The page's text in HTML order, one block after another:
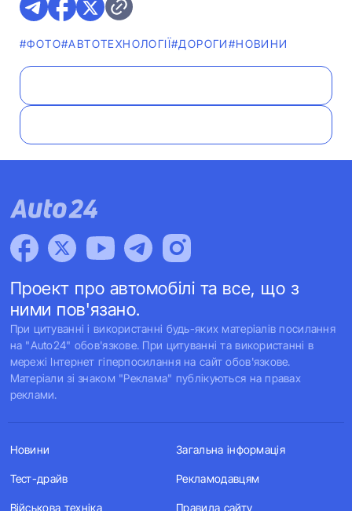
#ФОТО#АВТОТЕХНОЛОГІЇ#ДОРОГИ#НОВИНИ
Проект про автомобілі та все, що з
ними пов'язано.
При цитуванні і використанні будь-яких матеріалів посилання
на "Auto24" обов'язкове. При цитуванні та використанні в
мережі Інтернет гіперпосилання на сайт обов'язкове.
Матеріали зі знаком "Реклама" публікуються на правах
реклами.
Новини
Тест-драйв
Військова техніка
Загальна інформація
Рекламодавцям
Правила сайту